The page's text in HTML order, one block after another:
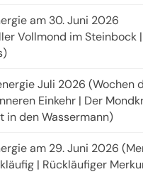
am 30. Juni 2026
Vollmond im Steinbock
Juli 2026 (Wochen
Einkehr | Der
in den Wassermann)
am 29. Juni 2026
| Rückläufiger